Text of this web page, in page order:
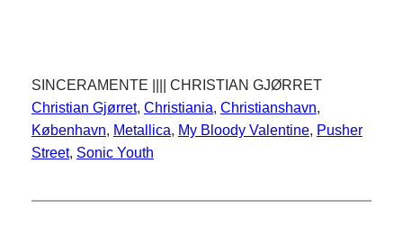
SINCERAMENTE |||| CHRISTIAN GJØRRET
Christian Gjørret, Christiania, Christianshavn
København, Metallica, My Bloody Valentine, Pusher
Street, Sonic Youth